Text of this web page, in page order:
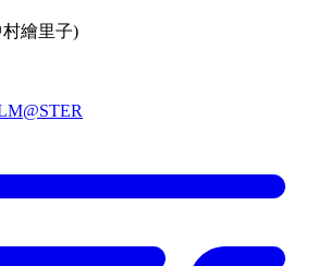
繪里子)